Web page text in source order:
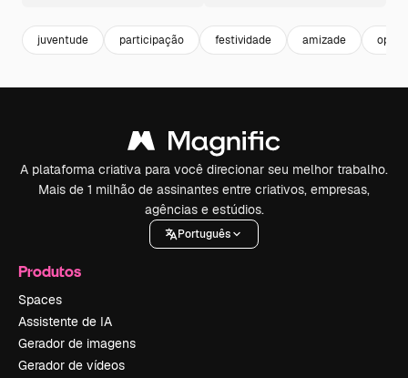
juventude participação festividade amizade
A plataforma criativa para você direcionar seu melhor trabalho.
Mais de 1 milhão de assinantes entre criativos, empresas,
agências e estúdios.
Português
Produtos
Spaces
Assistente de IA
Gerador de imagens
Gerador de vídeos